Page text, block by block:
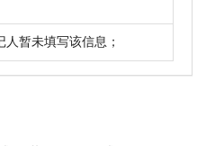
人暂未填写该信息；